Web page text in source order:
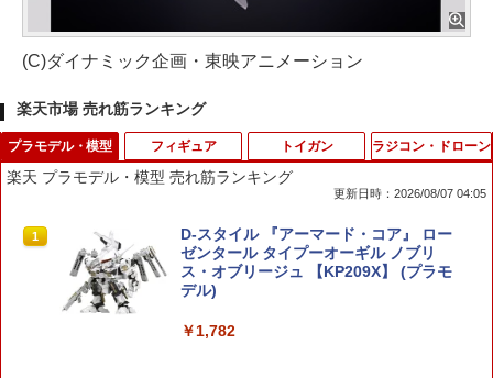
(C)ダイナミック企画・東映アニメーション
楽天市場 売れ筋ランキング
プラモデル・模型
楽天 プラモデル・模型 売れ筋ランキング
更新日時：2026/08/07 04:05
1
D-スタイル 『アーマード・コア』 ロー
ゼンタール タイプーオーギル ノブリ
ス・オブリージュ 【KP209X】 (プラモ
デル)
￥1,782
フィギュア トイガン ラジコン・ドローン